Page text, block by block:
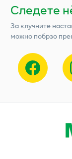
Следете
За клучните
можно побрзо